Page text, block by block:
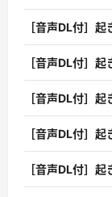
［音声DL付］
［音声DL付］
［音声DL付］
［音声DL付］
［音声DL付］